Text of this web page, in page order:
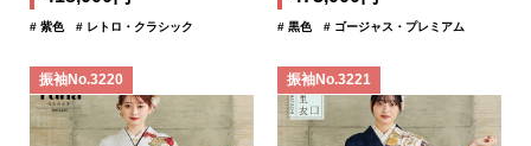
# 紫色 # レトロ・クラシック # 黒色 # ゴージャス・プレミアム
振袖No.3220 振袖No.3221